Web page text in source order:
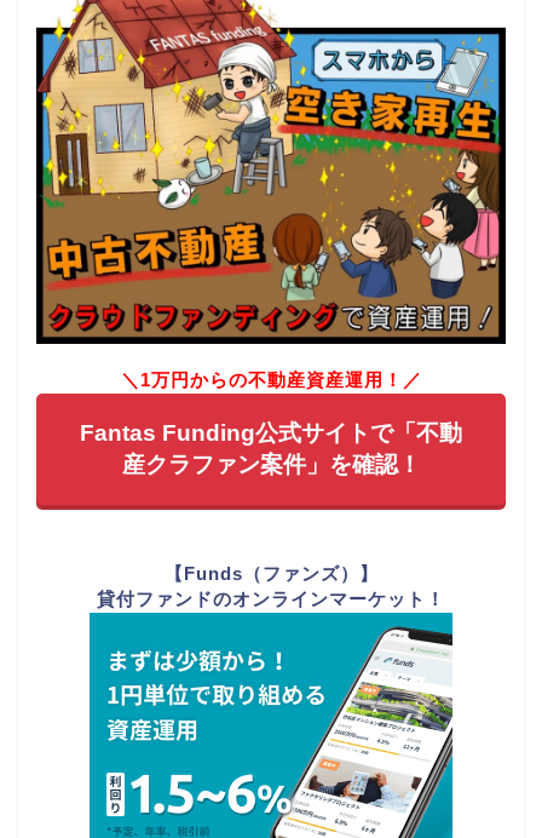
＼1万円からの不動産資産運用！／
Fantas Funding公式サイトで「不動
産クラファン案件」を確認！
【Funds（ファンズ）】
貸付ファンドのオンラインマーケット！